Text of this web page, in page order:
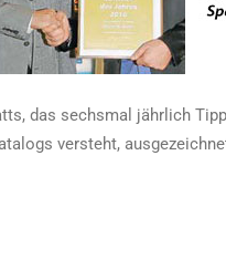
das sechsmal jährlich
versteht,